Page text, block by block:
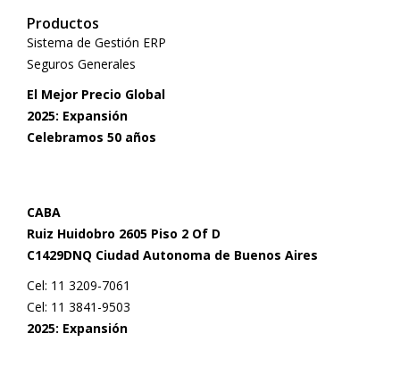
Productos
Sistema de Gestión ERP
Seguros Generales
El Mejor Precio Global
2025: Expansión
Celebramos 50 años
CABA
Ruiz Huidobro 2605 Piso 2 Of D
C1429DNQ Ciudad Autonoma de Buenos Aires
Cel: 11 3209-7061
Cel: 11 3841-9503
2025: Expansión